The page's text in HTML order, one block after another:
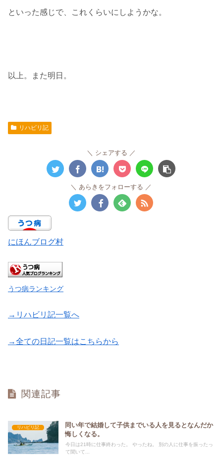
といった感じで、これくらいにしようかな。
以上。また明日。
リハビリ記
シェアする
あらきをフォローする
にほんブログ村
うつ病ランキング
→リハビリ記一覧へ
→全ての日記一覧はこちらから
関連記事
リハビリ記
同い年で結婚して子供までいる人を見るとなんだか
悔しくなる。
今日は21時に仕事終わった。 やったね。 別の人に仕事を振ったっ
て聞いて...